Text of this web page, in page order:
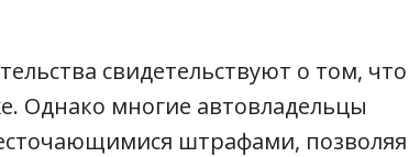
свидетельствуют о том, что
Однако многие автовладельцы
штрафами, позволяя